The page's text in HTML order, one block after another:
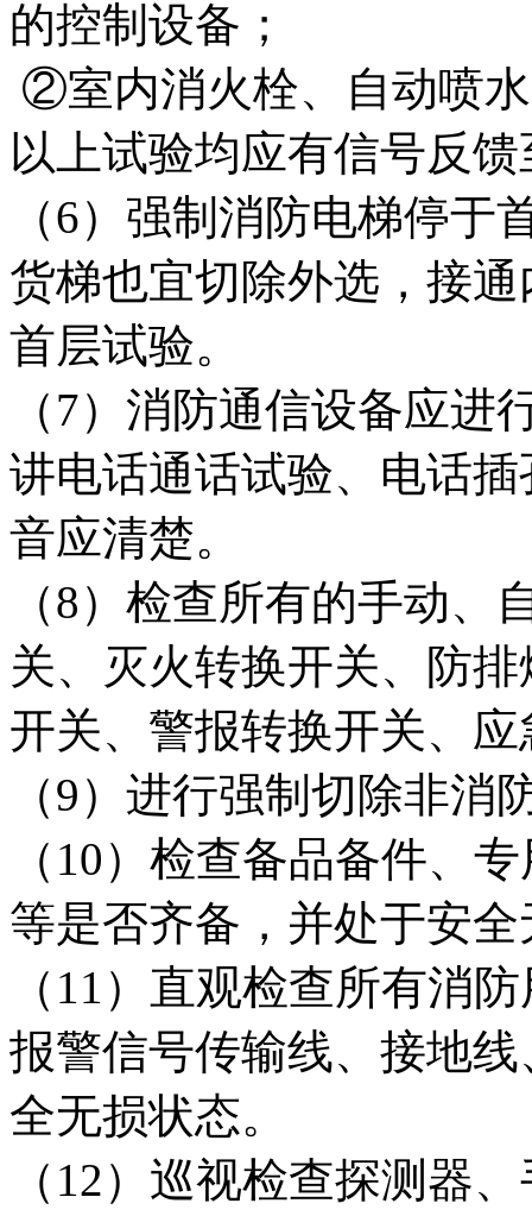
的控制设备；
②室内消火栓、自动喷
以上试验均应有信号反
（6）强制消防电梯停
货梯也宜切除外选，接
首层试验。
（7）消防通信设备应
讲电话通话试验、电话
音应清楚。
（8）检查所有的手动
关、灭火转换开关、防
开关、警报转换开关、
（9）进行强制切除非
（10）检查备品备件、
等是否齐备，并处于安
（11）直观检查所有消
报警信号传输线、接地
全无损状态。
（12）巡视检查探测器